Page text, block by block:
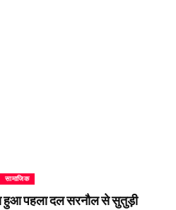
सामाजिक
हुआ पहला दल सरनौल से सुतुड़ी